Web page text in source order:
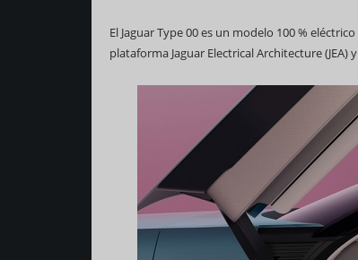
El Jaguar Type 00 es un modelo 100 %
plataforma Jaguar Electrical Architecture